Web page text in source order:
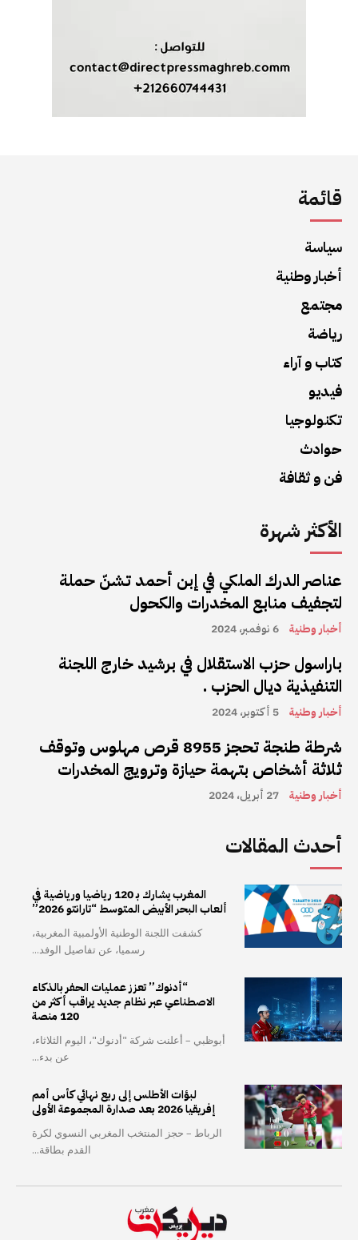
قائمة
سياسة
أخبار وطنية
مجتمع
رياضة
كتاب و آراء
فيديو
تكنولوجيا
حوادث
فن و ثقافة
الأكثر شهرة
عناصر الدرك الملكي في إبن أحمد تشنّ حملة
لتجفيف منابع المخدرات والكحول
أخبار وطنية 6 نوفمبر، 2024
باراسول حزب الاستقلال في برشيد خارج اللجنة
التنفيذية ديال الحزب .
أخبار وطنية 5 أكتوبر، 2024
شرطة طنجة تحجز 8955 قرص مهلوس وتوقف
ثلاثة أشخاص بتهمة حيازة وترويج المخدرات
أخبار وطنية 27 أبريل، 2024
أحدث المقالات
المغرب يشارك بـ 120 رياضيا ورياضية في
ألعاب البحر الأبيض المتوسط “تارانتو 2026”
كشفت اللجنة الوطنية الأولمبية المغربية،
رسميا، عن تفاصيل الوفد...
“أدنوك” تعزز عمليات الحفر بالذكاء
الاصطناعي عبر نظام جديد يراقب أكثر من
120 منصة
أبوظبي – أعلنت شركة "أدنوك"، اليوم الثلاثاء،
عن بدء...
لبؤات الأطلس إلى ربع نهائي كأس أمم
إفريقيا 2026 بعد صدارة المجموعة الأولى
الرباط – حجز المنتخب المغربي النسوي لكرة
القدم بطاقة...